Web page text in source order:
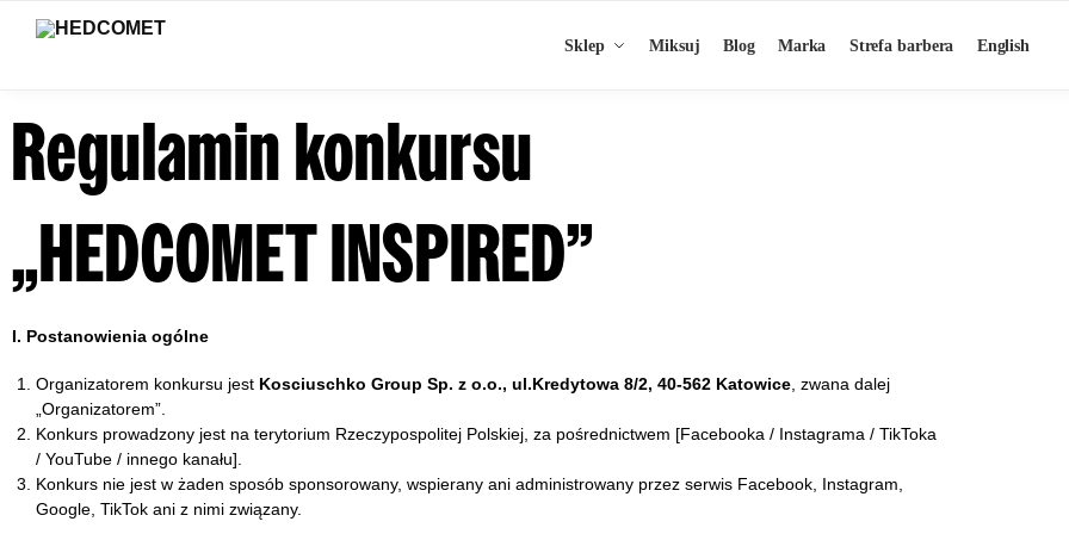
Sklep Miksuj Blog Marka Strefa barbera English
Ostatnio dodane
Regulamin konkursu
„HEDCOMET INSPIRED”
I. Postanowienia ogólne
Organizatorem konkursu jest Kosciuschko Group Sp. z o.o., ul.Kredytowa 8/2, 40-562 Katowice, zwana dalej
„Organizatorem”.
Konkurs prowadzony jest na terytorium Rzeczypospolitej Polskiej, za pośrednictwem [Facebooka / Instagrama / TikToka
/ YouTube / innego kanału].
Konkurs nie jest w żaden sposób sponsorowany, wspierany ani administrowany przez serwis Facebook, Instagram,
Google, TikTok ani z nimi związany.